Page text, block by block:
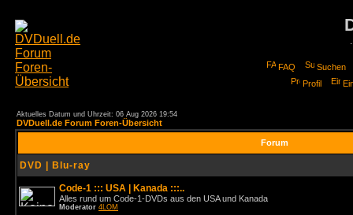
FAQ
Suchen
Profil
Aktuelles Datum und Uhrzeit: 06 Aug 2026 19:54
DVDuell.de Forum Foren-Übersicht
Forum
DVD | Blu-ray
Code-1 ::: USA | Kanada :::..
Alles rund um Code-1-DVDs aus den USA und Kanada
Moderator 4LOM